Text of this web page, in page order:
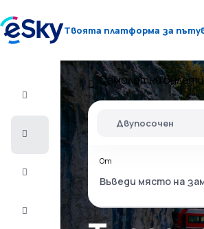
Твоята платформа за
Полет+Хотел
Самолетни
билети
Самолетни билети
Двупосочен
От